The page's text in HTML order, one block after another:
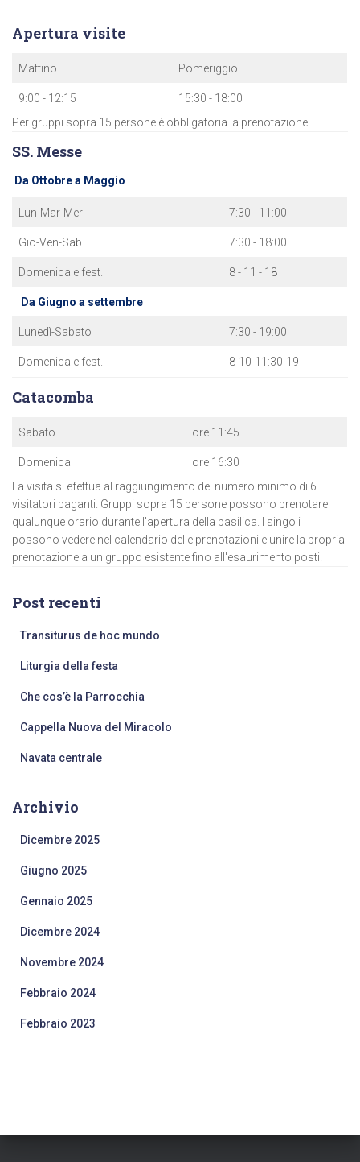
Apertura visite
Mattino Pomeriggio
9:00 - 12:15
15:30 - 18:00
Per gruppi sopra 15 persone è obbligatoria la prenotazione.
SS. Messe
Da Ottobre a Maggio
Lun-Mar-Mer 7:30 - 11:00
Gio-Ven-Sab 7:30 - 18:00
Domenica e fest. 8 - 11 - 18
Da Giugno a settembre
Lunedì-Sabato 7:30 - 19:00
Domenica e fest. 8-10-11:30-19
Catacomba
Sabato ore 11:45
Domenica
ore 16:30
La visita si efettua al raggiungimento del numero minimo di 6
visitatori paganti. Gruppi sopra 15 persone possono prenotare
qualunque orario durante l'apertura della basilica. I singoli
possono vedere nel calendario delle prenotazioni e unire la propria
prenotazione a un gruppo esistente fino all'esaurimento posti.
Post recenti
Transiturus de hoc mundo
Liturgia della festa
Che cos’è la Parrocchia
Cappella Nuova del Miracolo
Navata centrale
Archivio
Dicembre 2025
Giugno 2025
Gennaio 2025
Dicembre 2024
Novembre 2024
Febbraio 2024
Febbraio 2023